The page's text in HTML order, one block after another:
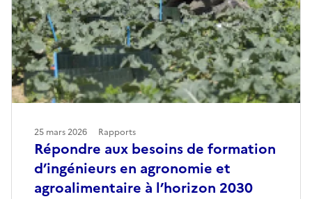
Répondre aux besoins de formation
d’ingénieurs en agronomie et
agroalimentaire à l’horizon 2030
25 mars 2026 Rapports